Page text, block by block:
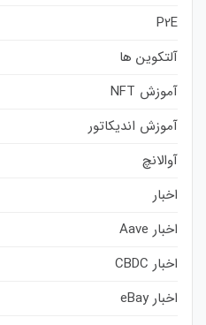
P2E
آلتکوین ها
آموزش NFT
آموزش اندیکاتور
آوالانچ
اخبار
اخبار Aave
اخبار CBDC
اخبار eBay